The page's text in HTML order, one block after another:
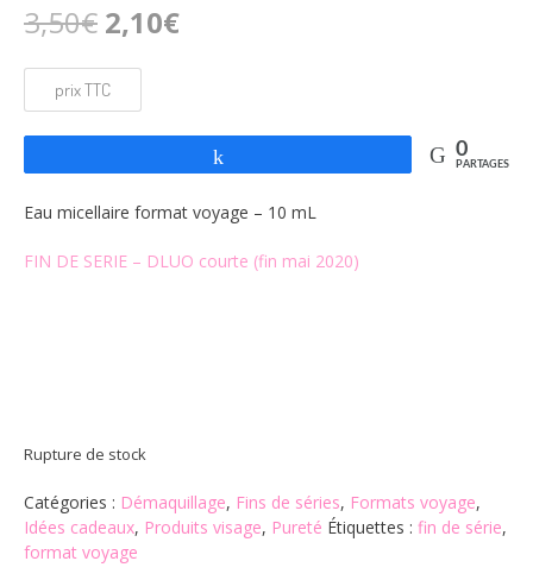
3,50€ Le
prix
initial
2,10€Le
est :
0
PARTAGES
Eau micellaire format voyage – 10 mL
FIN DE SERIE – DLUO courte (fin mai 2020)
Rupture de stock
Catégories : Démaquillage, Fins de séries, Formats voyage,
Idées cadeaux, Produits visage, Pureté Étiquettes : fin de série,
format voyage